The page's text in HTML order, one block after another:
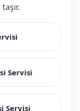
Servisi
Servisi